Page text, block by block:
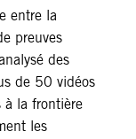
entre la
preuves
des
de 50 vidéos
à la frontière
les